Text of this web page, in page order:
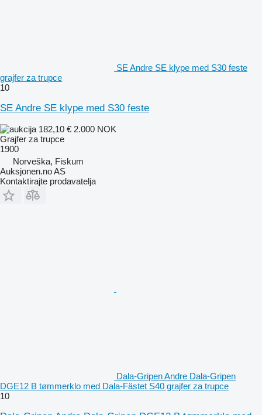
SE Andre SE klype med S30 feste
grajfer za trupce
10
SE Andre SE klype med S30 feste
182,10 € 2.000 NOK
Grajfer za trupce
1900
Norveška, Fiskum
Auksjonen.no AS
Kontaktirajte prodavatelja
Dala-Gripen Andre Dala-Gripen
DGE12 B tømmerklo med Dala-Fästet S40 grajfer za trupce
10